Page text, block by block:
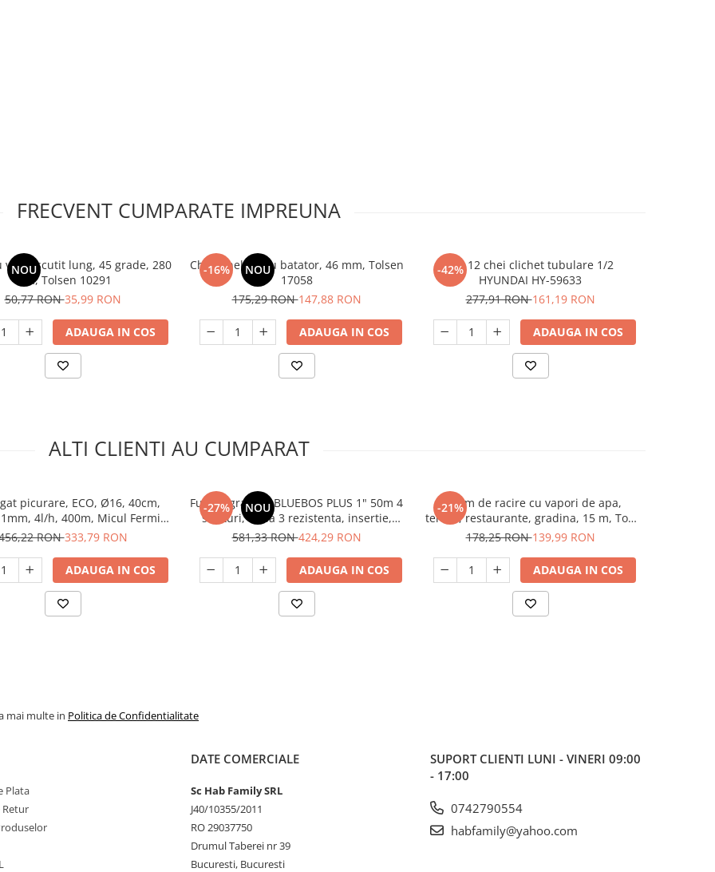
FRECVENT CUMPARATE IMPREUNA
NOU
varf ascutit lung, 45 grade, 280
mm, Tolsen 10291
50,77 RON35,99 RON
ADAUGA IN COS
-16% NOU
Cheie inelara cu batator, 46 mm, Tolsen
17058
175,29 RON147,88 RON
ADAUGA IN COS
-42%
Set 12 chei clichet tubulare 1/2
HYUNDAI HY-59633
277,91 RON161,19 RON
ADAUGA IN COS
ALTI CLIENTI AU CUMPARAT
picurare, ECO, Ø16, 40cm,
4l/h, 400m, Micul Fermier
GF-2125
RON333,79 RON
ADAUGA IN COS
-27% NOU
Furtun gradina BLUEBOS PLUS 1" 50m 4
straturi, clasa 3 rezistenta, insertie,
Micul Fermier GF-2120
581,33 RON424,29 RON
ADAUGA IN COS
-21%
Sistem de racire cu vapori de apa,
terase, restaurante, gradina, 15 m, Top
Garden 380902
178,25 RON139,99 RON
ADAUGA IN COS
mai multe in Politica de Confidentialitate
Plata
Retur
DATE COMERCIALE
Sc Hab Family SRL
J40/10355/2011
RO 29037750
Drumul Taberei nr 39
Bucuresti, Bucuresti
SUPORT CLIENTI LUNI - VINERI 09:00
- 17:00
0742790554
habfamily@yahoo.com